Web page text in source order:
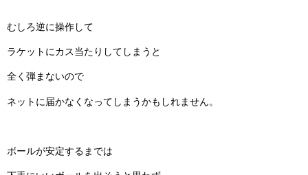
むしろ逆に操作して
ラケットにカス当たりしてしまうと
全く弾まないので
ネットに届かなくなってしまうかもしれません。
ボールが安定するまでは